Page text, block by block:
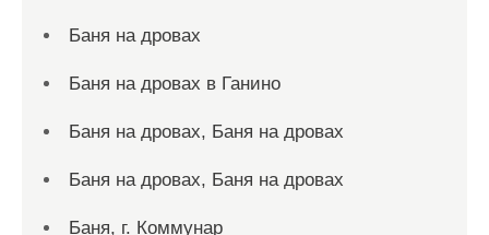
Баня на дровах
Баня на дровах в Ганино
Баня на дровах, Баня на дровах
Баня на дровах, Баня на дровах
Баня, г. Коммунар